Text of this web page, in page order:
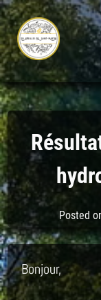
Skip
to
content
Posted
Bonjour,